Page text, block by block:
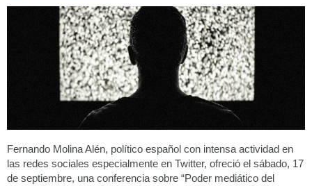
Fernando Molina Alén, político español con intensa actividad en
las redes sociales especialmente en Twitter, ofreció el sábado, 17
de septiembre, una conferencia sobre “Poder mediático del